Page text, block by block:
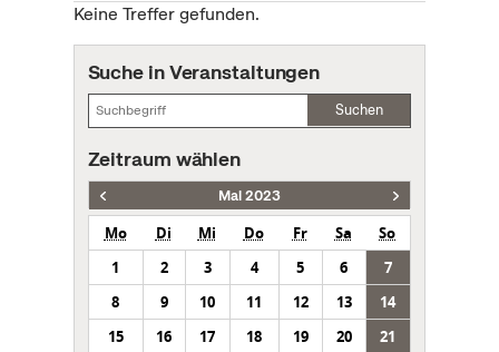
Keine Treffer gefunden.
Suche in Veranstaltungen
Suchen
Zeitraum wählen
Mai 2023
Mo Di Mi Do Fr Sa
So
1
2 3 4 5 6
7
8
9 10 11 12 13
14
15
16 17 18 19 20
21